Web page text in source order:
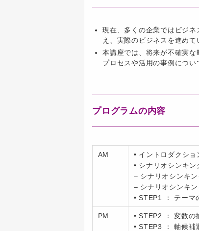
現在、多くの企業ではビジ
え、実際のビジネスを進め
本講座では、将来が不確実
プロセスや活用の事例につい
プログラムの内容
AM
• イントロダクショ
• シナリオシンキン
– シナリオシンキ
– シナリオシンキ
• STEP1 ： テーマ
PM
• STEP2 ： 変数の
• STEP3 ： 軸候補